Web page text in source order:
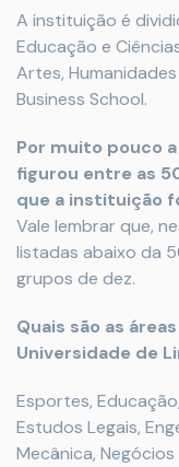
A instituição é
Educação e
Artes,
Business School.
Por muito pouco
figurou entre as
que a instituição
Vale lembrar que,
listadas abaixo da
grupos de dez.
Quais são as
Universidade de
Esportes,
Estudos Legais,
Mecânica,